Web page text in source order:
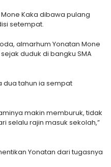
Kaka dibawa pulang
setempat.
almarhum Yonatan Mone
duduk di bangku SMA
dua tahun ia sempat
makin memburuk, tidak
selalu rajin masuk sekolah,”
Yonatan dari tugasnya